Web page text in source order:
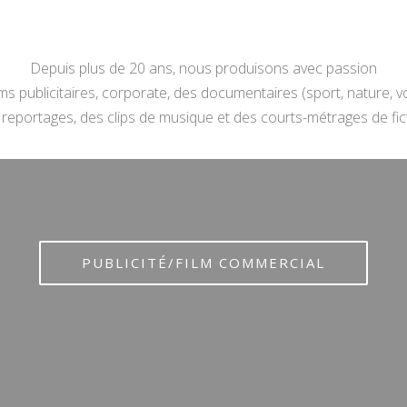
Depuis plus de 20 ans, nous produisons avec passion
publicitaires, corporate, des documentaires (sport, nature,
des clips de musique et des courts-métrages de
PUBLICITÉ/FILM COMMERCIAL